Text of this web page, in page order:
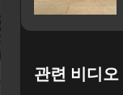
관련 비디오